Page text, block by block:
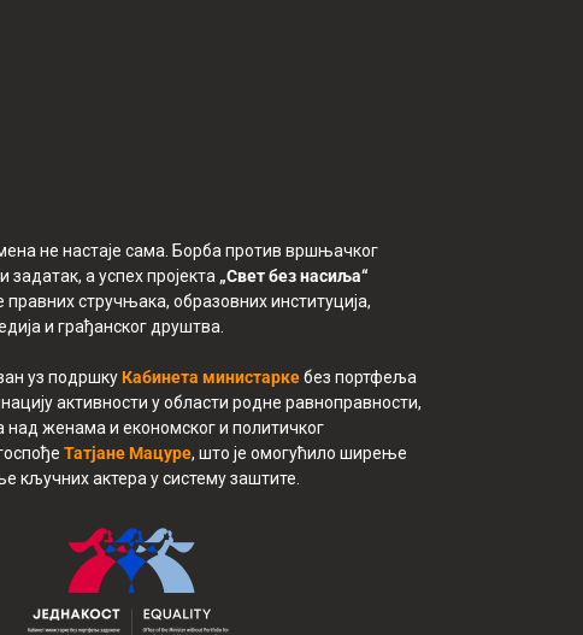
не настаје сама. Борба против вршњачког
задатак, а успех пројекта „Свет без насиља“
правних стручњака, образовних институција,
и грађанског друштва.
уз подршку Кабинета министаркебез портфеља
активности у области родне равноправности,
женама и економског и политичког
Татјане Мацуре, што је омогућило ширење
кључних актера у систему заштите.